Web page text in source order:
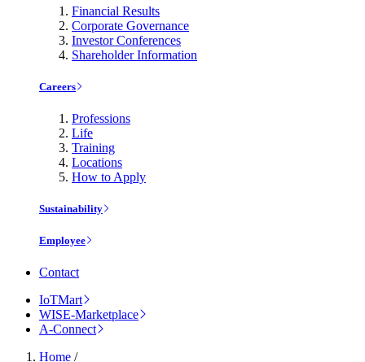
Financial Results
Corporate Governance
Investor Conferences
Shareholder Information
Careers
Professions
Life
Training
Locations
How to Apply
Sustainability
Employee
Contact
IoTMart
WISE-Marketplace
A-Connect
Home /